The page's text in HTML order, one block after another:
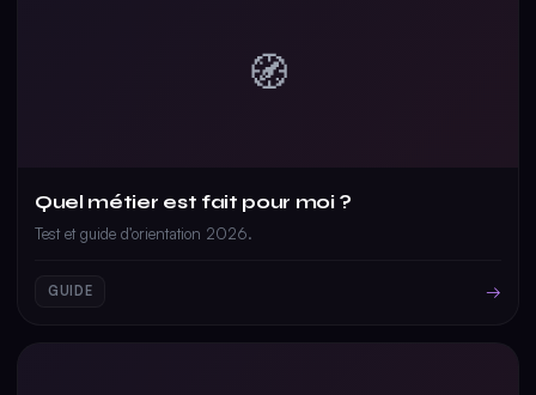
🧭
Quel métier est fait pour moi ?
Test et guide d’orientation 2026.
GUIDE →